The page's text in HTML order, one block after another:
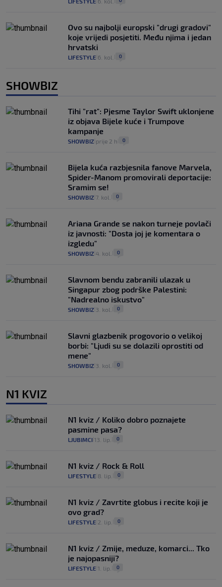
Ovo su najbolji europski "drugi gradovi"
koje vrijedi posjetiti. Među njima i jedan
hrvatski
LIFESTYLE 6. kol. 0
SHOWBIZ
Tihi "rat": Pjesme Taylor Swift uklonjene
iz objava Bijele kuće i Trumpove
kampanje
SHOWBIZ prije 2 h 0
Bijela kuća razbjesnila fanove Marvela,
Spider-Manom promovirali deportacije:
Sramim se!
SHOWBIZ 7. kol. 0
Ariana Grande se nakon turneje povlači
iz javnosti: "Dosta joj je komentara o
izgledu"
SHOWBIZ 4. kol. 0
Slavnom bendu zabranili ulazak u
Singapur zbog podrške Palestini:
"Nadrealno iskustvo"
SHOWBIZ 3. kol. 0
Slavni glazbenik progovorio o velikoj
borbi: "Ljudi su se dolazili oprostiti od
mene"
SHOWBIZ 3. kol. 0
N1 KVIZ
N1 kviz / Koliko dobro poznajete
pasmine pasa?
LJUBIMCI 13. lip. 0
N1 kviz / Rock & Roll
LIFESTYLE 8. lip. 0
N1 kviz / Zavrtite globus i recite koji je
ovo grad?
LIFESTYLE 2. lip. 0
N1 kviz / Zmije, meduze, komarci... Tko
je najopasniji?
LIFESTYLE 1. lip. 0